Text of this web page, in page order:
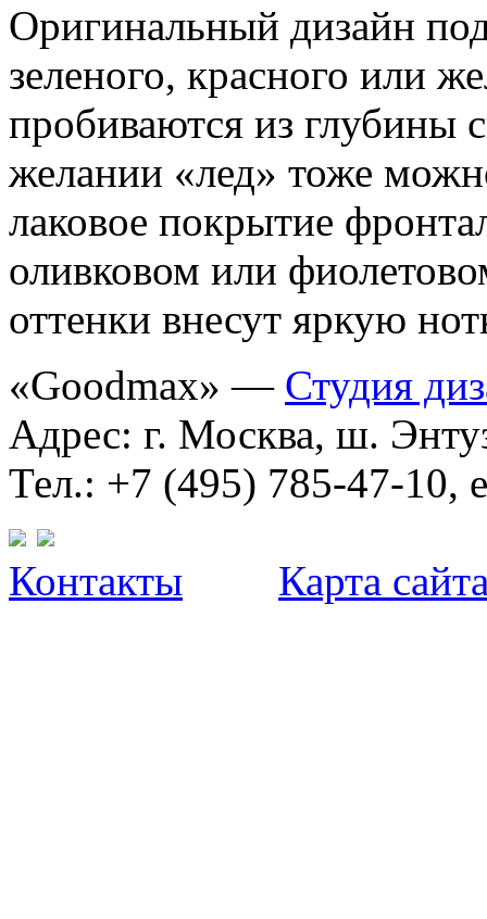
Оригинальный дизайн
зеленого, красного или
пробиваются из глубины
желании «лед» тоже
лаковое покрытие
оливковом или
оттенки внесут яркую
«Goodmax» — Студия
Адрес: г. Москва, ш.
Тел.: +7 (495) 785-47-10,
Контакты Карта